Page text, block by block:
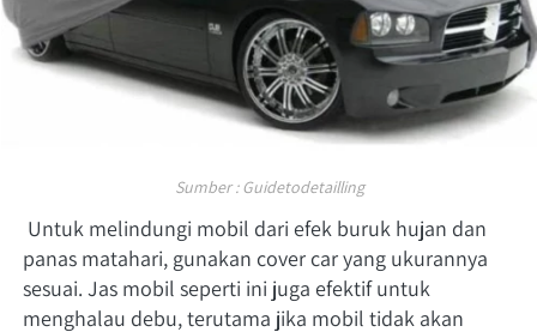
Sumber : Guidetodetailling
panas matahari, gunakan cover car yang ukurannya
sesuai. Jas mobil seperti ini juga efektif untuk
menghalau debu, terutama jika mobil tidak akan